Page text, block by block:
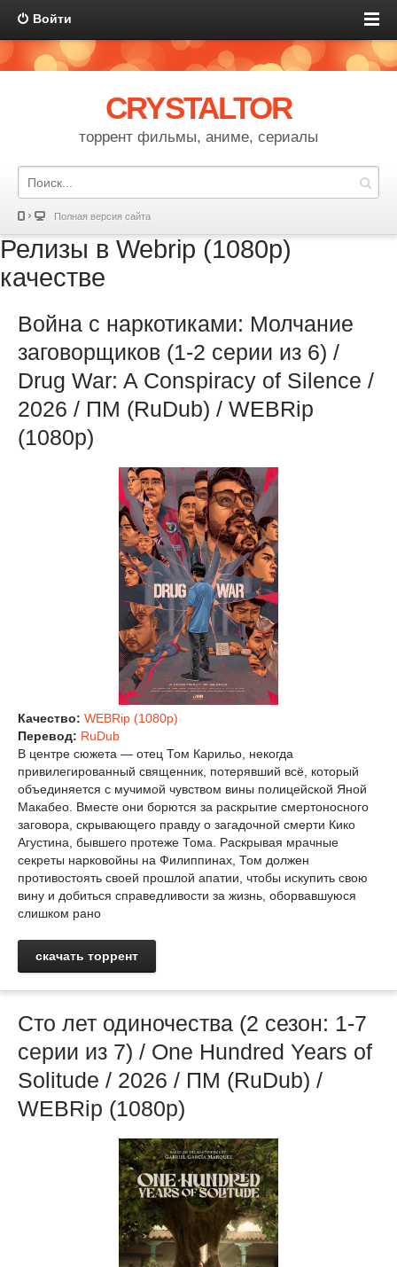
Войти
CRYSTALTOR
торрент фильмы, аниме, сериалы
Полная версия сайта
Релизы в Webrip (1080p)
качестве
Война с наркотиками: Молчание
заговорщиков (1-2 серии из 6) /
Drug War: A Conspiracy of Silence /
2026 / ПМ (RuDub) / WEBRip
(1080р)
Качество: WEBRip (1080p)
Перевод: RuDub
В центре сюжета — отец Том Карильо, некогда
привилегированный священник, потерявший всё, который
объединяется с мучимой чувством вины полицейской Яной
Макабео. Вместе они борются за раскрытие смертоносного
заговора, скрывающего правду о загадочной смерти Кико
Агустина, бывшего протеже Тома. Раскрывая мрачные
секреты нарковойны на Филиппинах, Том должен
противостоять своей прошлой апатии, чтобы искупить свою
вину и добиться справедливости за жизнь, оборвавшуюся
слишком рано
скачать торрент
Сто лет одиночества (2 сезон: 1-7
серии из 7) / One Hundred Years of
Solitude / 2026 / ПМ (RuDub) /
WEBRip (1080р)